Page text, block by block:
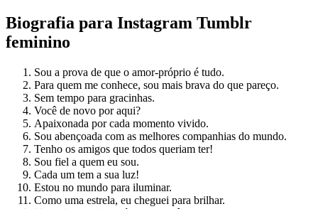
Biografia para Instagram Tumblr
feminino
Sou a prova de que o amor-próprio é tudo.
Para quem me conhece, sou mais brava do que pareço.
Sem tempo para gracinhas.
Você de novo por aqui?
Apaixonada por cada momento vivido.
Sou abençoada com as melhores companhias do mundo.
Tenho os amigos que todos queriam ter!
Sou fiel a quem eu sou.
Cada um tem a sua luz!
Estou no mundo para iluminar.
Como uma estrela, eu cheguei para brilhar.